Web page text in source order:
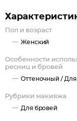
Пол и возраст
Женский
Особенности
ресниц и бровей
Оттеночный / Для
Рубрики макияжа
Для бровей